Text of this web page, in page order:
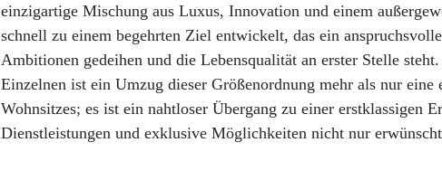
einzigartige Mischung aus Luxus, Innovation und einem
schnell zu einem begehrten Ziel entwickelt, das ein
Ambitionen gedeihen und die Lebensqualität an erster Stelle
Einzelnen ist ein Umzug dieser Größenordnung mehr als nur eine
Wohnsitzes; es ist ein nahtloser Übergang zu einer erstklassigen
Dienstleistungen und exklusive Möglichkeiten nicht nur